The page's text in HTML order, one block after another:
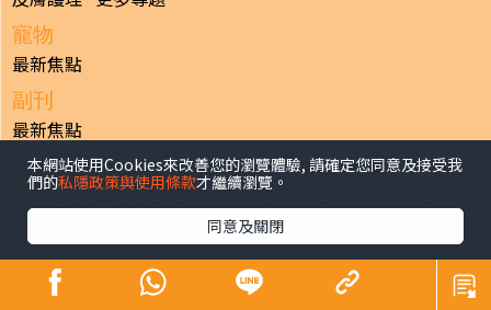
寵物
最新焦點
副刊
最新焦點
日報
揭頁版 港聞 財經/地產 中國/國際
體育 專題/人物
香港經濟日報版權所有©2026
本網站使用Cookies來改善您的瀏覽體驗, 請確定您同意及接受我
們的私隱政策與使用條款才繼續瀏覽。
同意及關閉